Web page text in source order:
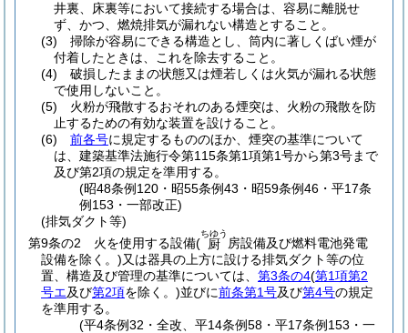
井裏、床裏等において接続する場合は、容易に離脱せ
ず、かつ、燃焼排気が漏れない構造とすること。
(3)
掃除が容易にできる構造とし、筒内に著しくばい煙が
付着したときは、これを除去すること。
(4)
破損したままの状態又は煙若しくは火気が漏れる状態
で使用しないこと。
(5)
火粉が飛散するおそれのある煙突は、火粉の飛散を防
止するための有効な装置を設けること。
(6)
前各号に規定するもののほか、煙突の基準について
は、建築基準法施行令第115条第1項第1号から第3号まで
及び第2項の規定を準用する。
(昭48条例120・昭55条例43・昭59条例46・平17条
例153・一部改正)
(排気ダクト等)
第9条の2
火を使用する設備( 厨
ちゆう
房設備及び燃料電池発電
設備を除く。)又は器具の上方に設ける排気ダクト等の位
置、構造及び管理の基準については、 第3条の4(第1項第2
号エ及び第2項を除く。)並びに前条第1号及び第4号の規定
を準用する。
(平4条例32・全改、平14条例58・平17条例153・一